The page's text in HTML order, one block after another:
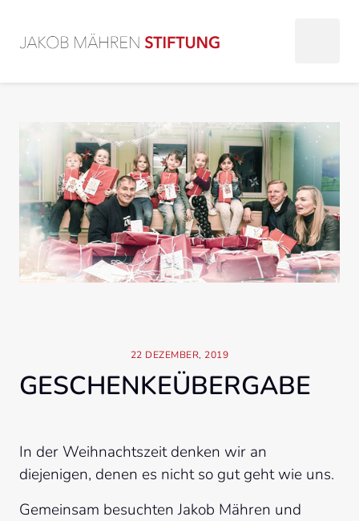
22 DEZEMBER, 2019
GESCHENKEÜBERGABE
In der Weihnachtszeit denken wir an
diejenigen, denen es nicht so gut geht wie uns.
Gemeinsam besuchten Jakob Mähren und